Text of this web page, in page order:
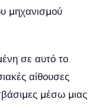
μηχανισμού
σε αυτό το
αίθουσες
μέσω μιας